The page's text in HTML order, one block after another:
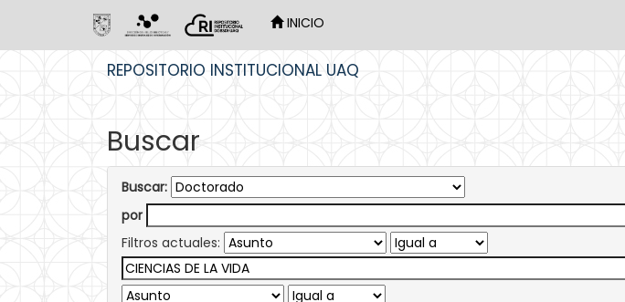
INICIO
REPOSITORIO INSTITUCIONAL UAQ
Buscar
Buscar:
por
Filtros actuales: